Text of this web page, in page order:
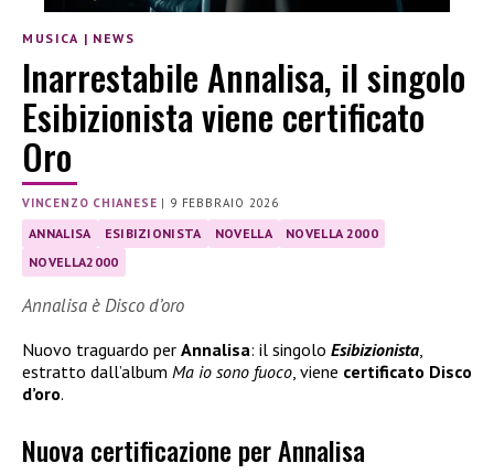
MUSICA | NEWS
Inarrestabile Annalisa, il singolo
Esibizionista viene certificato
Oro
VINCENZO CHIANESE | 9 FEBBRAIO 2026
ANNALISA ESIBIZIONISTA NOVELLA
NOVELLA 2000
NOVELLA2000
Annalisa è Disco d’oro
Nuovo traguardo per Annalisa: il singolo Esibizionista,
estratto dall’album Ma io sono fuoco, viene certificato Disco
d’oro.
Nuova certificazione per Annalisa